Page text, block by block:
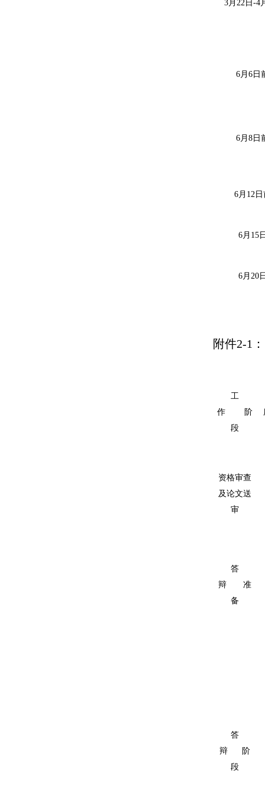
3月 22 日 -4
6月 6 日
6月 8 日
6月 12日
6月 15
6月20
附件2-1
工
作
阶
段
资格审查
及论文送
审
答
辩
准
备
答
辩
阶
段